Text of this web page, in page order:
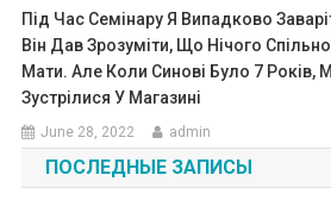
Під Час Семінару Я Випадково
Він Дав Зрозуміти, Що Нічого
Мати. Але Коли Синові Було 7 Років,
Зустрілися У Магазині
June 28, 2022 admin
ПОСЛЕДНЫЕ ЗАПИСЫ